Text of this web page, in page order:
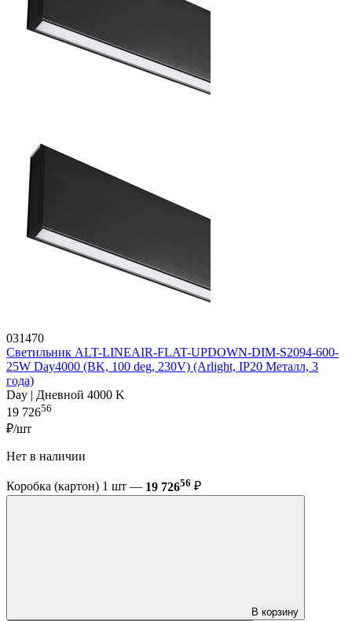
031470
Светильник ALT-LINEAIR-FLAT-UPDOWN-DIM-S2094-600-
25W Day4000 (BK, 100 deg, 230V) (Arlight, IP20 Металл, 3
года)
Day | Дневной 4000 K
19 72656
₽/шт
Нет в наличии
Коробка (картон) 1 шт — 19 72656 ₽
В корзину